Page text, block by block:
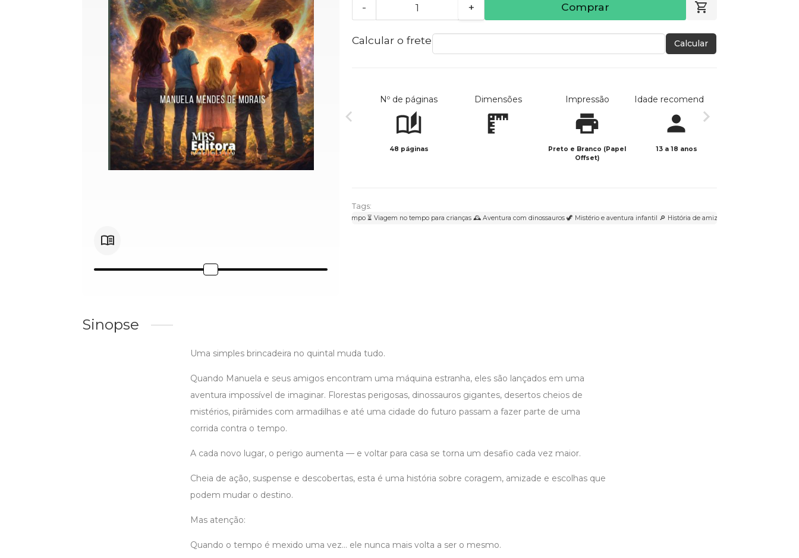
- + Comprar
Calcular o frete Calcular
Nº de páginas
48 páginas
Dimensões Impressão
Preto e Branco (Papel
Offset)
Idade recomendada
13 a 18 anos
Tags:
Aventura no tempo ⏳ Viagem no tempo para crianças 🕰️ Aventura com dinossauros 🦖 Mistério e aventura infantil 🔎 História de amizade e coragem
Sinopse
Uma simples brincadeira no quintal muda tudo.
Quando Manuela e seus amigos encontram uma máquina estranha, eles são lançados em uma
aventura impossível de imaginar. Florestas perigosas, dinossauros gigantes, desertos cheios de
mistérios, pirâmides com armadilhas e até uma cidade do futuro passam a fazer parte de uma
corrida contra o tempo.
A cada novo lugar, o perigo aumenta — e voltar para casa se torna um desafio cada vez maior.
Cheia de ação, suspense e descobertas, esta é uma história sobre coragem, amizade e escolhas que
podem mudar o destino.
Mas atenção:
Quando o tempo é mexido uma vez… ele nunca mais volta a ser o mesmo.